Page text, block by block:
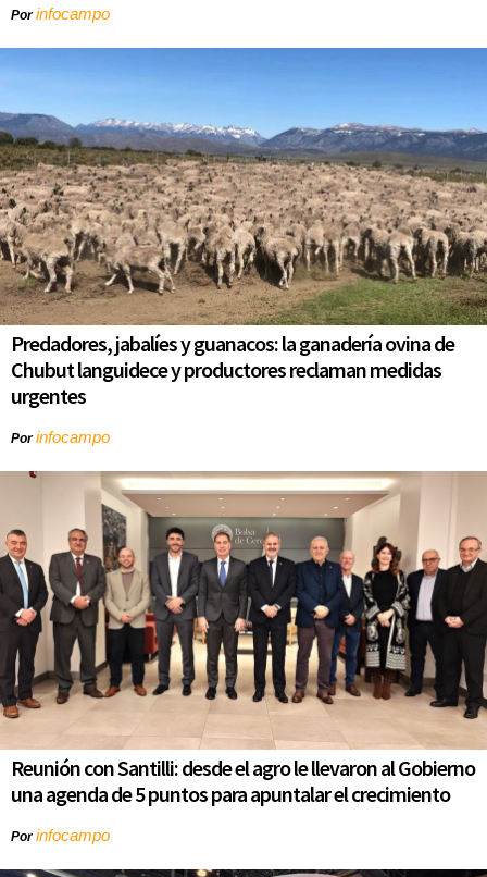
Porinfocampo
Predadores, jabalíes y guanacos: la ganadería ovina de
Chubut languidece y productores reclaman medidas
urgentes
Porinfocampo
Reunión con Santilli: desde el agro le llevaron al Gobierno
una agenda de 5 puntos para apuntalar el crecimiento
Porinfocampo